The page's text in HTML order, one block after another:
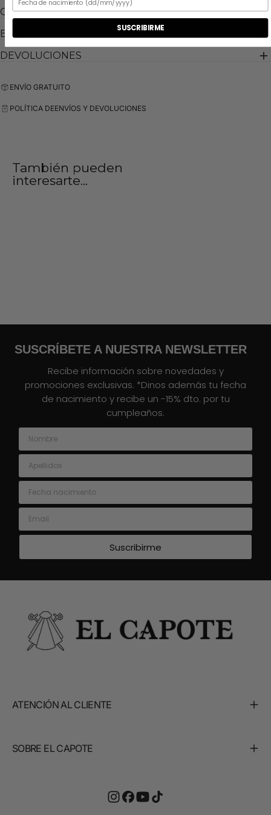
Puedes usarla con vaqueros rectos o pantalón cargo y algo
debajo como una camiseta o sudadera fina.
La modelo mide 1,70 m y lleva la talla S
COMPOSICIÓN Y CUIDADO
ENVIOS
DEVOLUCIONES
ENVÍO GRATUITO
POLÍTICA DEENVÍOS Y DEVOLUCIONES
También pueden
interesarte...
SUSCRÍBETE A NUESTRA NEWSLETTER
Recibe información sobre novedades y
promociones exclusivas. *Dinos además tu fecha
de nacimiento y recibe un -15% dto. por tu
cumpleaños.
Nombre
Apellidos
Fecha nacimiento
Email
Suscribirme
ATENCIÓN AL CLIENTE
SOBRE EL CAPOTE
SUSCRIBIRME